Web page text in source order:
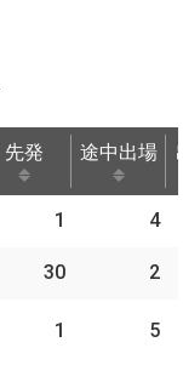
先発 途中出場
途中出場
1 4
30 2
1 5